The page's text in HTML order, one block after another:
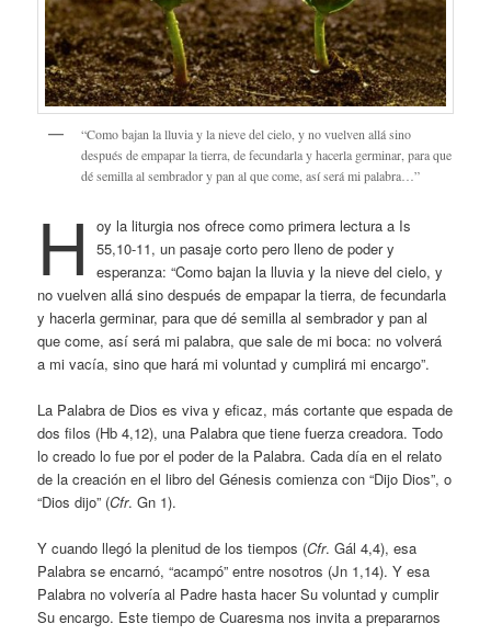
“Como bajan la lluvia y la nieve del cielo, y no vuelven allá sino
después de empapar la tierra, de fecundarla y hacerla germinar, para que
dé semilla al sembrador y pan al que come, así será mi palabra…”
H
oy la liturgia nos ofrece como primera lectura a Is
55,10-11, un pasaje corto pero lleno de poder y
esperanza: “Como bajan la lluvia y la nieve del cielo, y
no vuelven allá sino después de empapar la tierra, de fecundarla
y hacerla germinar, para que dé semilla al sembrador y pan al
que come, así será mi palabra, que sale de mi boca: no volverá
a mi vacía, sino que hará mi voluntad y cumplirá mi encargo”.
La Palabra de Dios es viva y eficaz, más cortante que espada de
dos filos (Hb 4,12), una Palabra que tiene fuerza creadora. Todo
lo creado lo fue por el poder de la Palabra. Cada día en el relato
de la creación en el libro del Génesis comienza con “Dijo Dios”, o
“Dios dijo” (Cfr. Gn 1).
Y cuando llegó la plenitud de los tiempos (Cfr. Gál 4,4), esa
Palabra se encarnó, “acampó” entre nosotros (Jn 1,14). Y esa
Palabra no volvería al Padre hasta hacer Su voluntad y cumplir
Su encargo. Este tiempo de Cuaresma nos invita a prepararnos